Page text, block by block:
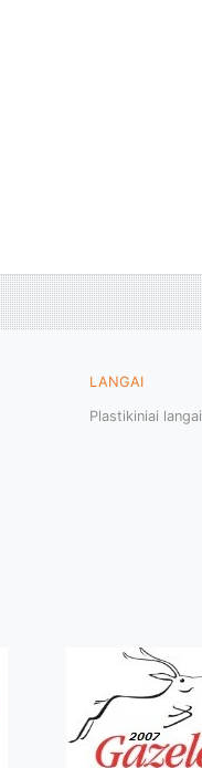
LANGAI
Plastikiniai langai